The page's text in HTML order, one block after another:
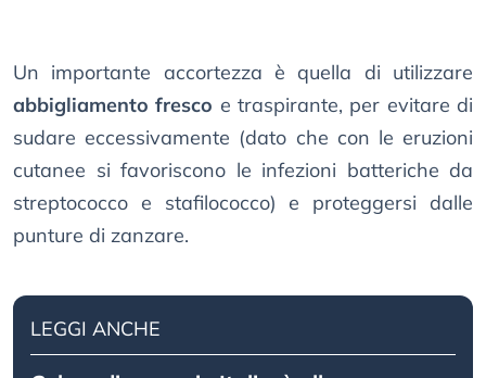
Un importante accortezza è quella di utilizzare
abbigliamento fresco e traspirante, per evitare di
sudare eccessivamente (dato che con le eruzioni
cutanee si favoriscono le infezioni batteriche da
streptococco e stafilococco) e proteggersi dalle
punture di zanzare.
LEGGI ANCHE